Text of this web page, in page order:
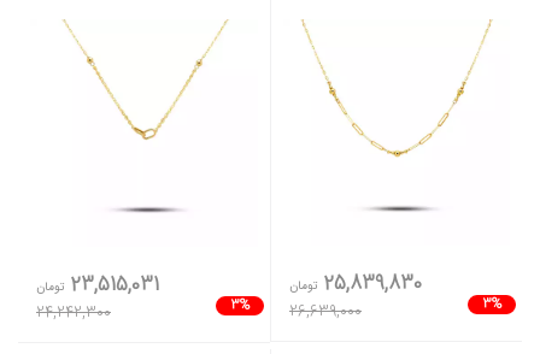
3%
25,839,830 تومان
26,639,000
3%
23,515,031 تومان
24,242,300